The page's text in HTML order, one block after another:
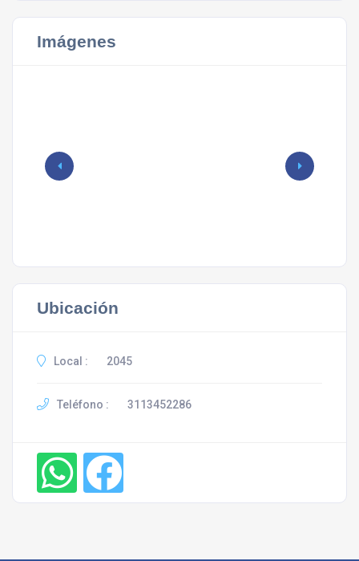
Imágenes
Ubicación
Local : 2045
Teléfono : 3113452286